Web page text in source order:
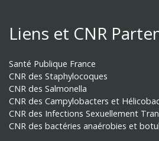
Liens et CNR
Santé Publique France
CNR des Staphylocoques
CNR des Salmonella
CNR des Campylobacters et
CNR des Infections Sexuellement
CNR des bactéries anaérobies et